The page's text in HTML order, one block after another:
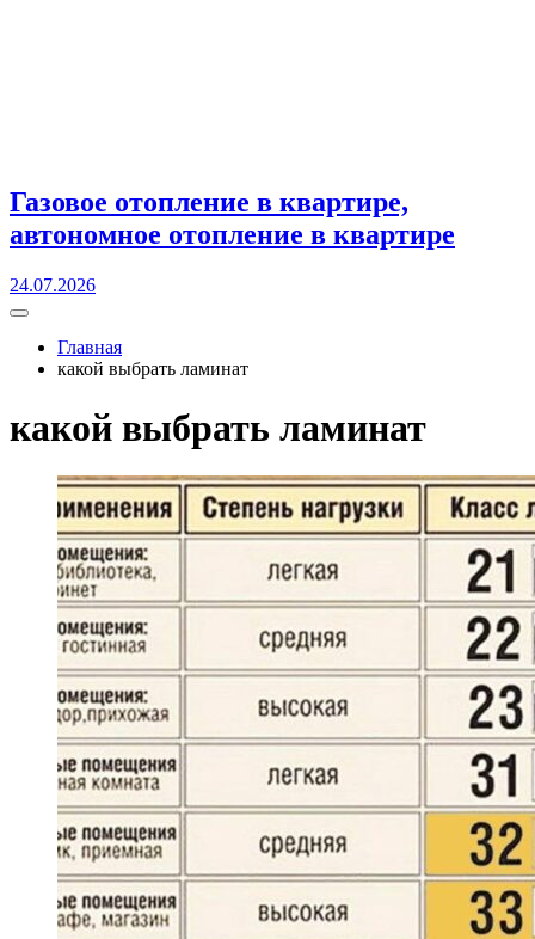
Газовое отопление в квартире,
автономное отопление в квартире
24.07.2026
Главная
какой выбрать ламинат
какой выбрать ламинат